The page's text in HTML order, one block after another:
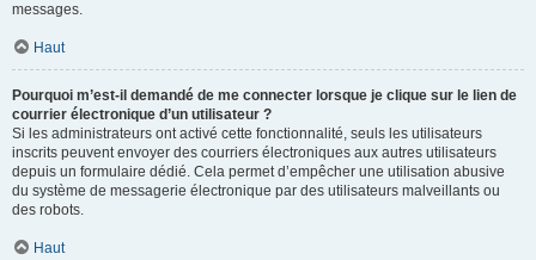
messages.
Haut
Pourquoi m’est-il demandé de me connecter lorsque je clique sur le lien de
courrier électronique d’un utilisateur ?
Si les administrateurs ont activé cette fonctionnalité, seuls les utilisateurs
inscrits peuvent envoyer des courriers électroniques aux autres utilisateurs
depuis un formulaire dédié. Cela permet d’empêcher une utilisation abusive
du système de messagerie électronique par des utilisateurs malveillants ou
des robots.
Haut